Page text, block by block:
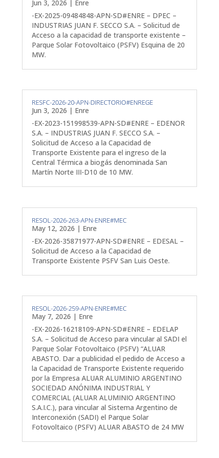
Jun 3, 2026 | Enre
-EX-2025-09484848-APN-SD#ENRE – DPEC –
INDUSTRIAS JUAN F. SECCO S.A. – Solicitud de
Acceso a la capacidad de transporte existente –
Parque Solar Fotovoltaico (PSFV) Esquina de 20
MW.
RESFC-2026-20-APN-DIRECTORIO#ENREGE
Jun 3, 2026 | Enre
-EX-2023-151998539-APN-SD#ENRE – EDENOR
S.A. – INDUSTRIAS JUAN F. SECCO S.A. –
Solicitud de Acceso a la Capacidad de
Transporte Existente para el ingreso de la
Central Térmica a biogás denominada San
Martín Norte III-D10 de 10 MW.
RESOL-2026-263-APN-ENRE#MEC
May 12, 2026 | Enre
-EX-2026-35871977-APN-SD#ENRE – EDESAL –
Solicitud de Acceso a la Capacidad de
Transporte Existente PSFV San Luis Oeste.
RESOL-2026-259-APN-ENRE#MEC
May 7, 2026 | Enre
-EX-2026-16218109-APN-SD#ENRE – EDELAP
S.A. – Solicitud de Acceso para vincular al SADI el
Parque Solar Fotovoltaico (PSFV) “ALUAR
ABASTO. Dar a publicidad el pedido de Acceso a
la Capacidad de Transporte Existente requerido
por la Empresa ALUAR ALUMINIO ARGENTINO
SOCIEDAD ANÓNIMA INDUSTRIAL Y
COMERCIAL (ALUAR ALUMINIO ARGENTINO
S.A.I.C.), para vincular al Sistema Argentino de
Interconexión (SADI) el Parque Solar
Fotovoltaico (PSFV) ALUAR ABASTO de 24 MW